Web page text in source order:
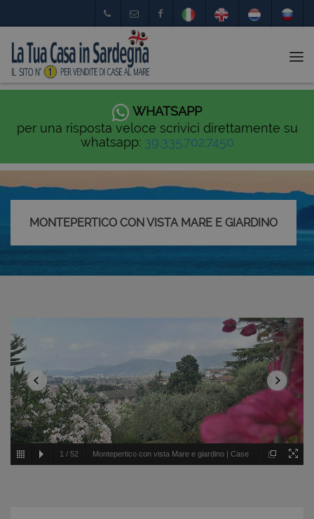
WHATSAPP
per una risposta veloce scrivici direttamente su
whatsapp: 39.335.702.7450
MONTEPERTICO CON VISTA MARE E GIARDINO
1 / 52 Montepertico con vista Mare e giardino | Case